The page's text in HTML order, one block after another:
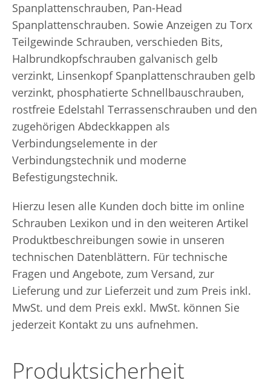
Spanplattenschrauben, Pan-Head
Spanplattenschrauben. Sowie Anzeigen zu Torx
Teilgewinde Schrauben, verschieden Bits,
Halbrundkopfschrauben galvanisch gelb
verzinkt, Linsenkopf Spanplattenschrauben gelb
verzinkt, phosphatierte Schnellbauschrauben,
rostfreie Edelstahl Terrassenschrauben und den
zugehörigen Abdeckkappen als
Verbindungselemente in der
Verbindungstechnik und moderne
Befestigungstechnik.
Hierzu lesen alle Kunden doch bitte im online
Schrauben Lexikon und in den weiteren Artikel
Produktbeschreibungen sowie in unseren
technischen Datenblättern. Für technische
Fragen und Angebote, zum Versand, zur
Lieferung und zur Lieferzeit und zum Preis inkl.
MwSt. und dem Preis exkl. MwSt. können Sie
jederzeit Kontakt zu uns aufnehmen.
Produktsicherheit